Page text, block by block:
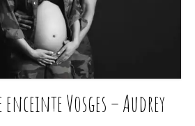
enceinte Vosges – Audrey